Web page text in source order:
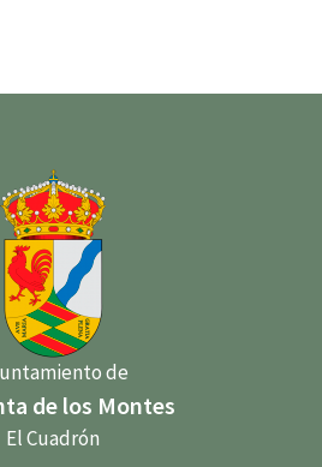
de
de los Montes
El Cuadrón